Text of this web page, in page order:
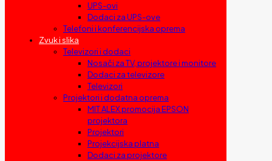
UPS-ovi
Dodaci za UPS-ove
Telefoni i konferencijska oprema
Zvuk i slika
Televizori i dodaci
Nosači za TV, projektore i monitore
Dodaci za televizore
Televizori
Projektori i dodatna oprema
MIT ALEX promocija EPSON
projektora
Projektori
Projekcijska platna
Dodaci za projektore